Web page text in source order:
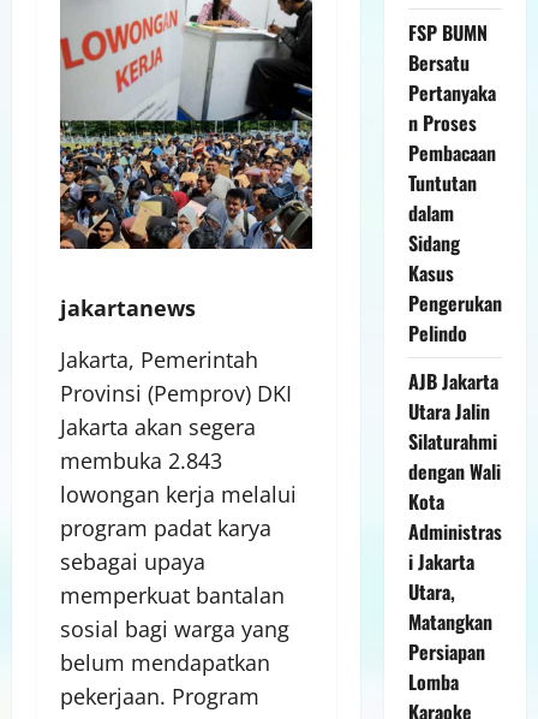
jakartanews
Jakarta, Pemerintah
Provinsi (Pemprov) DKI
Jakarta akan segera
membuka 2.843
lowongan kerja melalui
program padat karya
sebagai upaya
memperkuat bantalan
sosial bagi warga yang
belum mendapatkan
pekerjaan. Program
FSP BUMN
Bersatu
Pertanyaka
n Proses
Pembacaan
Tuntutan
dalam
Sidang
Kasus
Pengerukan
Pelindo
AJB Jakarta
Utara Jalin
Silaturahmi
dengan Wali
Kota
Administras
i Jakarta
Utara,
Matangkan
Persiapan
Lomba
Karaoke